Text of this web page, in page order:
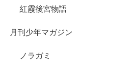
紅霞後宮物語
月刊少年マガジン
ノラガミ